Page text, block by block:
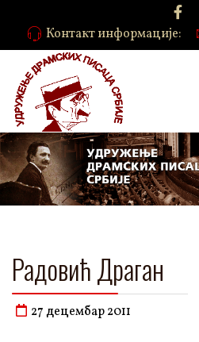
Контакт информације:
Радовић Драган
27 децембар 2011